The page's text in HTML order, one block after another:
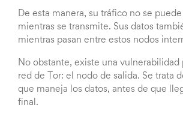
De esta manera, su tráfico no se
mientras se transmite. Sus datos
mientras pasan entre estos nodos
No obstante, existe una vulnerabilidad
red de Tor: el nodo de salida. Se trata
que maneja los datos, antes de que
final.